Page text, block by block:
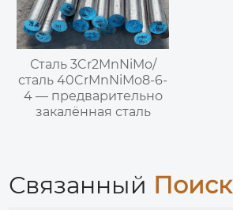
Сталь 3Cr2MnNiMo/
сталь 40CrMnNiMo8-6-
4 — предварительно
закалённая сталь
Связанный Поиск